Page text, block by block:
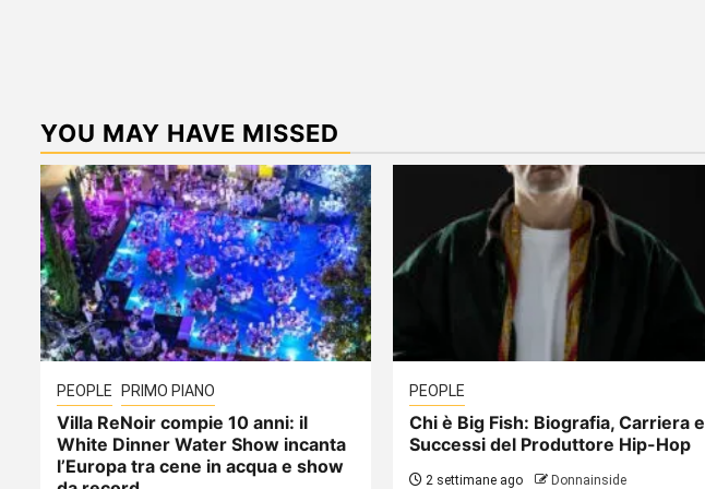
YOU MAY HAVE MISSED
PEOPLE PRIMO PIANO
Villa ReNoir compie 10 anni: il
White Dinner Water Show incanta
l’Europa tra cene in acqua e show
PEOPLE
Chi è Big Fish: Biografia, Carriera e
Successi del Produttore Hip-Hop
2 settimane ago Donnainside